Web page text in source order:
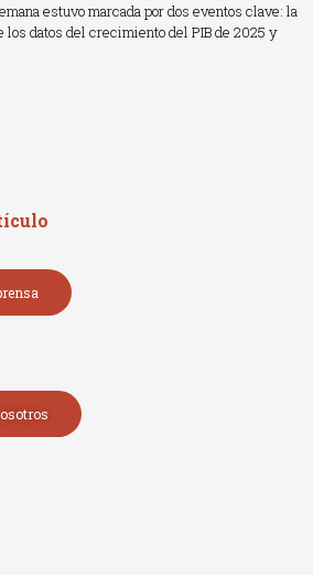
estuvo marcada por dos eventos clave: la
los datos del crecimiento del PIB de 2025 y